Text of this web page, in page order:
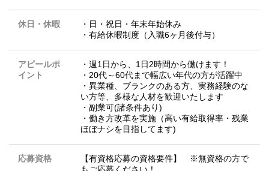
休日・休暇
・日・祝日・年末年始休み
・有給休暇制度（入職6ヶ月後付与）
アピールポ
イント
・週1日から、1日2時間から働けます！
・20代～60代まで幅広い年代の方が活躍中
・異業種、ブランクのある方、実務経験のな
い方等、多様な人材を歓迎いたします
・副業可(諸条件あり)
・働き方改革を実施（高い有給取得率・残業
ほぼナシを目指してます)
応募資格
【有資格応募の資格要件】 ※無資格の方で